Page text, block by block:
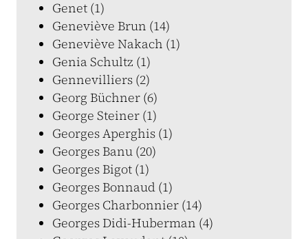
Genet (1)
Geneviève Brun (14)
Geneviève Nakach (1)
Genia Schultz (1)
Gennevilliers (2)
Georg Büchner (6)
George Steiner (1)
Georges Aperghis (1)
Georges Banu (20)
Georges Bigot (1)
Georges Bonnaud (1)
Georges Charbonnier (14)
Georges Didi-Huberman (4)